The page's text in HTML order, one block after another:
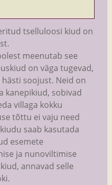
tselluloosi kiud on
meenutab see
on väga tugevad,
soojust. Neid on
kanepikiud, sobivad
villaga kokku
tõttu ei vaju need
saab kasutada
esemete
ja nunoviltimise
annavad selle